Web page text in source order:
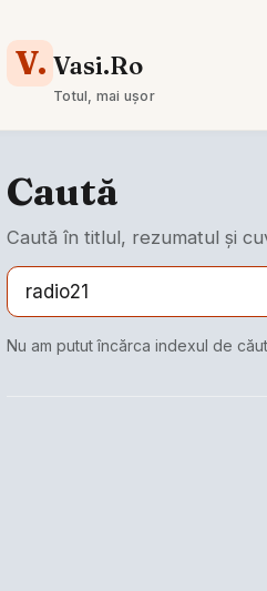
V. Vasi.Ro
Totul, mai ușor
Caută
Caută în titlul, rezumatul și
Nu am putut încărca indexul de